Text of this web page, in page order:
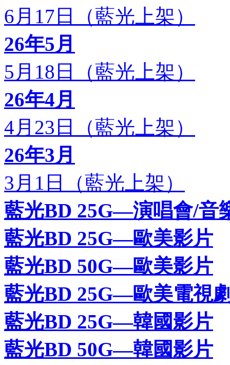
6月17日（藍光上架）
26年5月
5月18日（藍光上架）
26年4月
4月23日（藍光上架）
26年3月
3月1日（藍光上架）
藍光BD 25G—演唱會/音
藍光BD 25G—歐美影片
藍光BD 50G—歐美影片
藍光BD 25G—歐美電視
藍光BD 25G—韓國影片
藍光BD 50G—韓國影片